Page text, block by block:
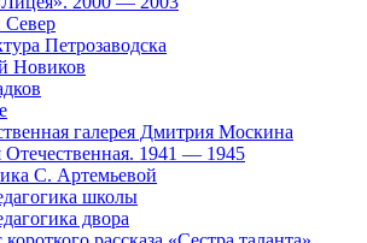
Север
Петрозаводска
Новиков
галерея Дмитрия Москина
Отечественная. 1941 — 1945
С. Артемьевой
школы
двора